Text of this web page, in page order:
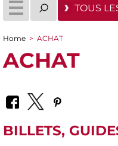
TOUS
You are here
Home > ACHAT
ACHAT
BILLETS,